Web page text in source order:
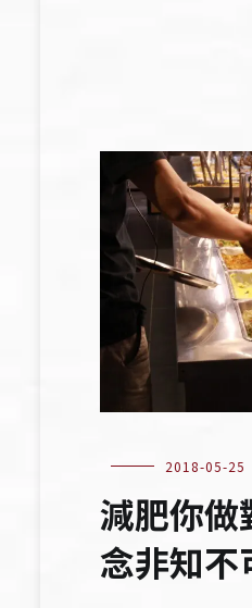
2018-05-25
減肥你做
念非知不